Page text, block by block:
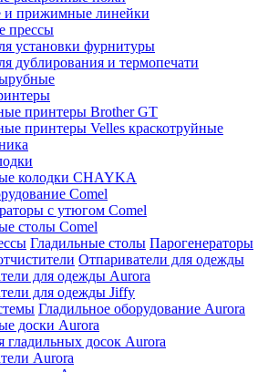
и прижимные линейки
прессы
установки фурнитуры
дублирования и термопечати
принтеры Brother GT
принтеры Velles краскотруйные
колодки CHAYKA
Comel
с утюгом Comel
столы Comel
Гладильные столы Парогенераторы
Отпариватели для одежды
для одежды Aurora
для одежды Jiffy
Гладильное оборудование Aurora
доски Aurora
гладильных досок Aurora
Aurora